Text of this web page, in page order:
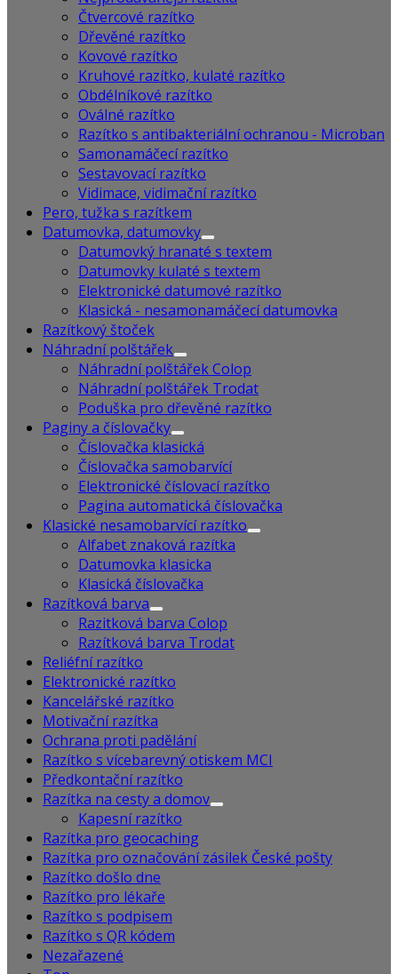
Čtvercové razítko
Dřevěné razítko
Kovové razítko
Kruhové razítko, kulaté razítko
Obdélníkové razítko
Oválné razítko
Razítko s antibakteriální ochranou - Microban
Samonamáčecí razítko
Sestavovací razítko
Vidimace, vidimační razítko
Pero, tužka s razítkem
Datumovka, datumovky
Datumovký hranaté s textem
Datumovky kulaté s textem
Elektronické datumové razítko
Klasická - nesamonamáčecí datumovka
Razítkový štoček
Náhradní polštářek
Náhradní polštářek Colop
Náhradní polštářek Trodat
Poduška pro dřevěné razítko
Paginy a číslovačky
Číslovačka klasická
Číslovačka samobarvící
Elektronické číslovací razítko
Pagina automatická číslovačka
Klasické nesamobarvící razítko
Alfabet znaková razítka
Datumovka klasicka
Klasická číslovačka
Razítková barva
Razitková barva Colop
Razítková barva Trodat
Reliéfní razítko
Elektronické razítko
Kancelářské razítko
Motivační razítka
Ochrana proti padělání
Razítko s vícebarevný otiskem MCI
Předkontační razítko
Razítka na cesty a domov
Kapesní razítko
Razítka pro geocaching
Razítka pro označování zásilek České pošty
Razítko došlo dne
Razítko pro lékaře
Razítko s podpisem
Razítko s QR kódem
Nezařazené